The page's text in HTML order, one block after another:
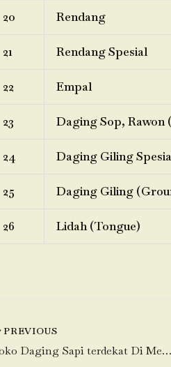
20 Rendang
21 Rendang Spesial
22 Empal
23 Daging Sop, Rawon
24 Daging Giling
25 Daging Giling
26 Lidah (Tongue)
PREVIOUS
Toko Daging Sapi terdekat Di Mekarsari (Mekar Sari)-Neglasari-Tangerang